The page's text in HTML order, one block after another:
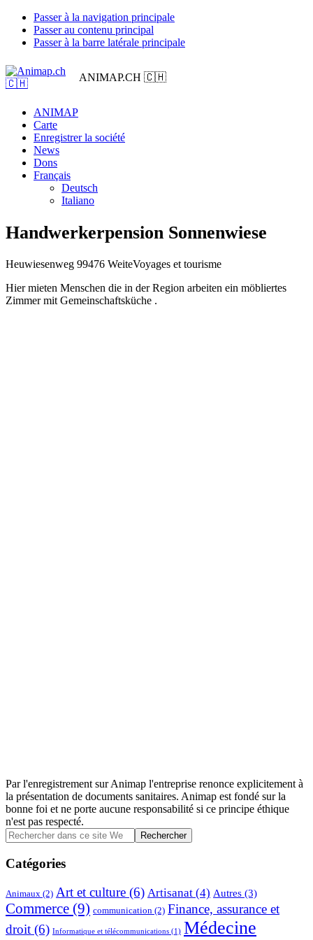
Passer à la navigation principale
Passer au contenu principal
Passer à la barre latérale principale
ANIMAP.CH 🇨🇭
ANIMAP
Carte
Enregistrer la société
News
Dons
Français
Deutsch
Italiano
Handwerkerpension Sonnenwiese
Heuwiesenweg 99476 WeiteVoyages et tourisme
Hier mieten Menschen die in der Region arbeiten ein möbliertes
Zimmer mit Gemeinschaftsküche .
Par l'enregistrement sur Animap l'entreprise renonce explicitement à
la présentation de documents sanitaires. Animap est fondé sur la
bonne foi et ne porte aucune responsabilité si ce principe éthique
n'est pas respecté.
Barre
latérale
principale
Rechercher
dans
ce
site
Catégories
Animaux (2) Art et culture (6) Artisanat (4) Autres (3)
Commerce (9) communication (2) Finance, assurance et
droit (6) Informatique et télécommunications (1) Médecine